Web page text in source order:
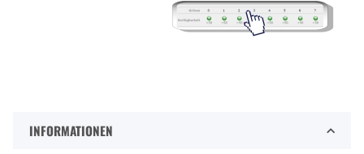
INFORMATIONEN